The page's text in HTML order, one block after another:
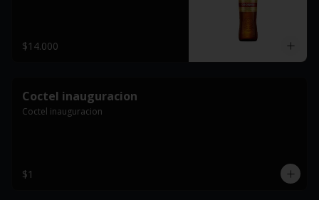
$14.000
Coctel inauguracion
Coctel inauguracion
$1